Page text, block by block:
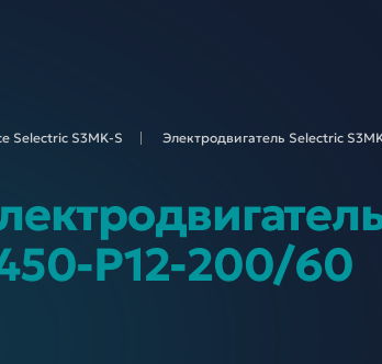
Selectric S3MK-S Электродвигатель Selectric
P12-200/60